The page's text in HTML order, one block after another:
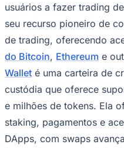
usuários a fazer trading
seu recurso pioneiro de
de trading, oferecendo
do Bitcoin, Ethereum e
Wallet é uma carteira de
custódia que oferece
e milhões de tokens. Ela
staking, pagamentos e
DApps, com swaps